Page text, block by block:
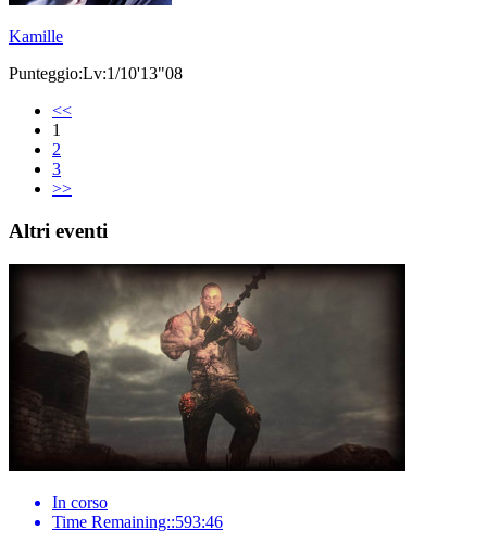
Kamille
Punteggio:Lv:1/10'13"08
<<
1
2
3
>>
Altri eventi
In corso
Time Remaining::593:46